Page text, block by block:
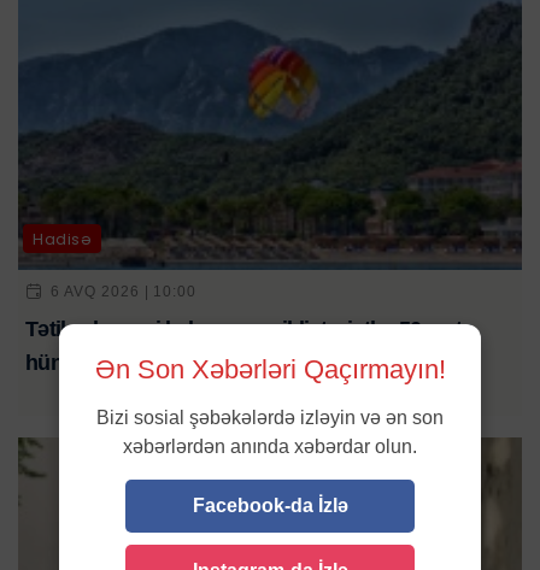
Hadisə
6 AVQ 2026 | 10:00
Tətil əyləncəsi kabusa çevrildi: turistlər 50 metr
hündürlükdən yerə düşdü
Ən Son Xəbərləri Qaçırmayın!
Bizi sosial şəbəkələrdə izləyin və ən son
xəbərlərdən anında xəbərdar olun.
Facebook-da İzlə